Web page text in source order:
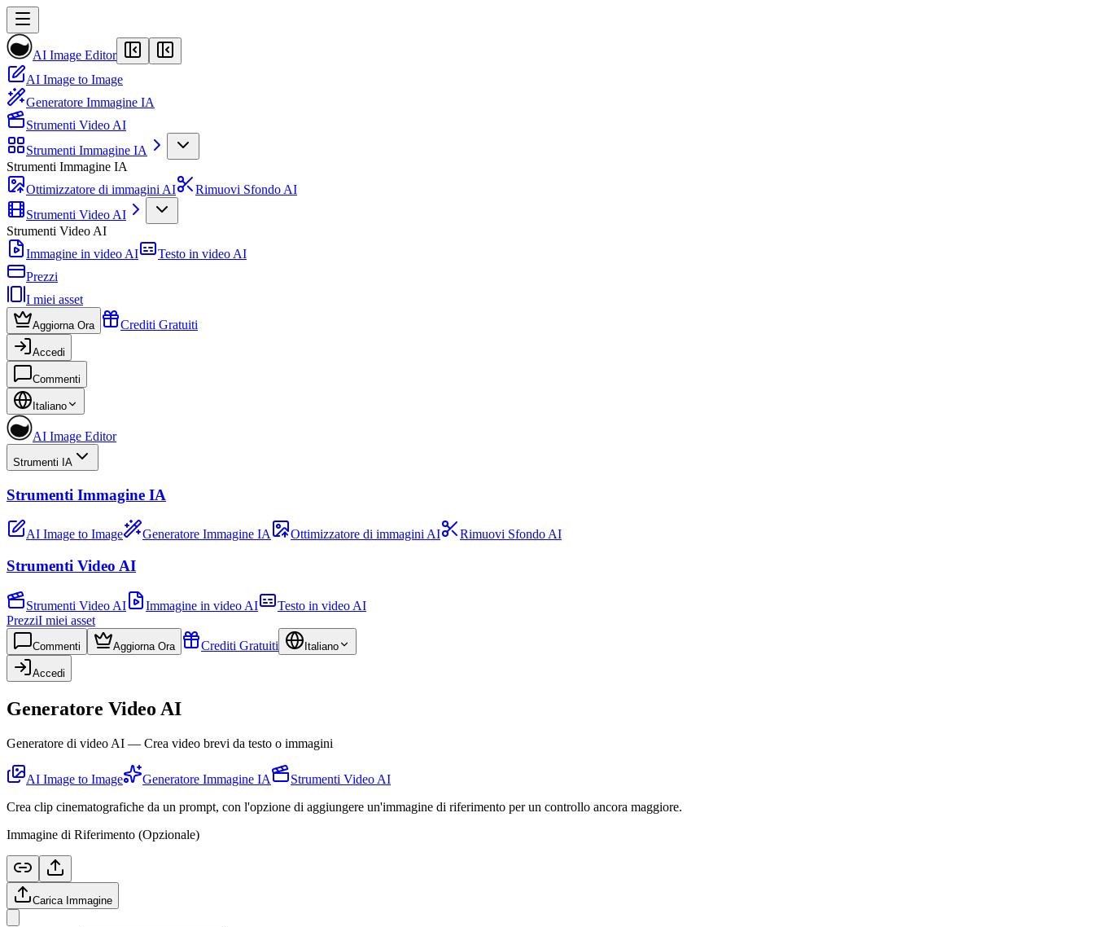
AI Image Editor
AI Image to Image
Generatore Immagine IA
Strumenti Video AI
Strumenti Immagine IA
Strumenti Immagine IA
Ottimizzatore di immagini AI
Rimuovi Sfondo AI
Strumenti Video AI
Strumenti Video AI
Immagine in video AI
Testo in video AI
Prezzi
I miei asset
Aggiorna Ora Crediti Gratuiti
Accedi
Commenti
Italiano
AI Image Editor
Strumenti IA
Strumenti Immagine IA
AI Image to Image Generatore Immagine IA Ottimizzatore di immagini AI Rimuovi Sfondo AI
Strumenti Video AI
Strumenti Video AI Immagine in video AI
Testo in video AI
PrezziI miei asset
Commenti Aggiorna Ora Crediti Gratuiti Italiano
Accedi
Generatore Video AI
Generatore di video AI — Crea video brevi da testo o immagini
AI Image to Image Generatore Immagine IA
Strumenti Video AI
Crea clip cinematografiche da un prompt, con l'opzione di aggiungere un'immagine di riferimento per un controllo ancora maggiore.
Immagine di Riferimento (Opzionale)
Carica Immagine